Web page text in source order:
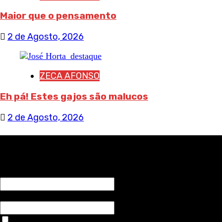
Maior que o pensamento
2 de Agosto, 2026
ZECA AFONSO
Eh pá! Estes gajos são malucos
2 de Agosto, 2026